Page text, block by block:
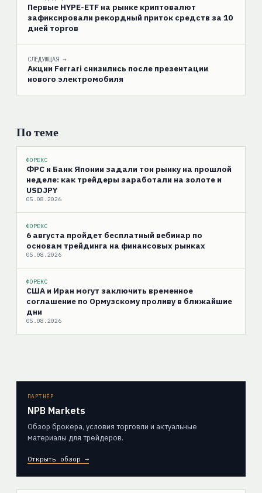
Первые HYPE-ETF на рынке криптовалют
зафиксировали рекордный приток средств за 10
дней торгов
СЛЕДУЮЩАЯ →
Акции Ferrari снизились после презентации
нового электромобиля
По теме
ФОРЕКС
ФРС и Банк Японии задали тон рынку на прошлой
неделе: как трейдеры заработали на золоте и
USDJPY
05.08.2026
ФОРЕКС
6 августа пройдет бесплатный вебинар по
основам трейдинга на финансовых рынках
05.08.2026
ФОРЕКС
США и Иран могут заключить временное
соглашение по Ормузскому проливу в ближайшие
дни
05.08.2026
ПАРТНЁР
NPB Markets
Обзор брокера, условия торговли и актуальные
материалы для трейдеров.
Открыть обзор →